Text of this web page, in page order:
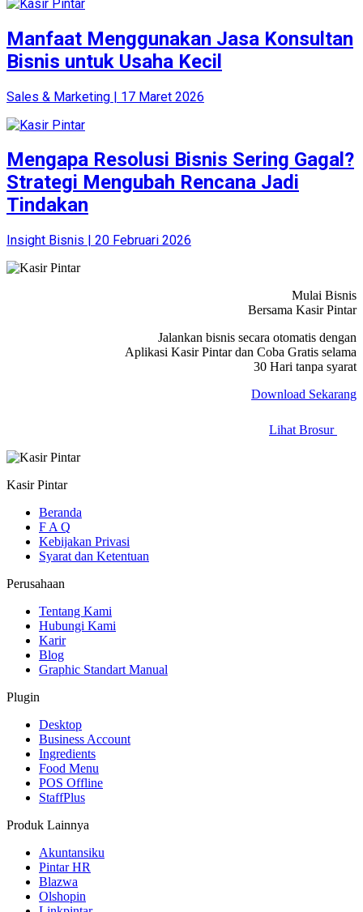
Manfaat Menggunakan Jasa Konsultan
Bisnis untuk Usaha Kecil
Sales & Marketing | 17 Maret 2026
Mengapa Resolusi Bisnis Sering Gagal?
Strategi Mengubah Rencana Jadi
Tindakan
Insight Bisnis | 20 Februari 2026
Mulai Bisnis
Bersama Kasir Pintar
Jalankan bisnis secara otomatis dengan
Aplikasi Kasir Pintar dan Coba Gratis selama
30 Hari tanpa syarat
Download Sekarang
Lihat Brosur
Kasir Pintar
Beranda
F A Q
Kebijakan Privasi
Syarat dan Ketentuan
Perusahaan
Tentang Kami
Hubungi Kami
Karir
Blog
Graphic Standart Manual
Plugin
Desktop
Business Account
Ingredients
Food Menu
POS Offline
StaffPlus
Produk Lainnya
Akuntansiku
Pintar HR
Blazwa
Olshopin